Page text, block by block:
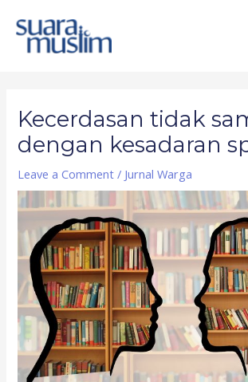
content
Kecerdasan tidak
dengan kesadaran
Leave a Comment / Jurnal Warga